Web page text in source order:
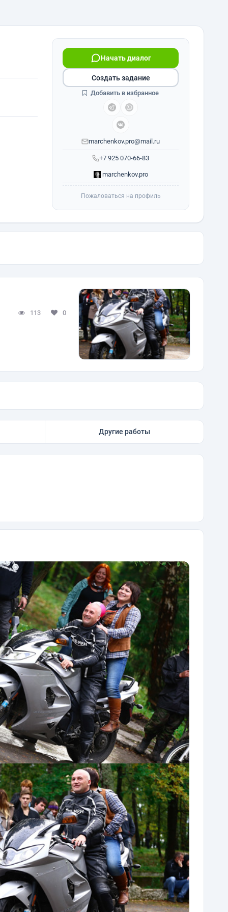
+7 925 070-66-83
Начать диалог
marchenkov.pro@mail.ru
marchenkov.pro
Создать задание
Добавить в избранное
Пожаловаться на профиль
113 0
Другие работы